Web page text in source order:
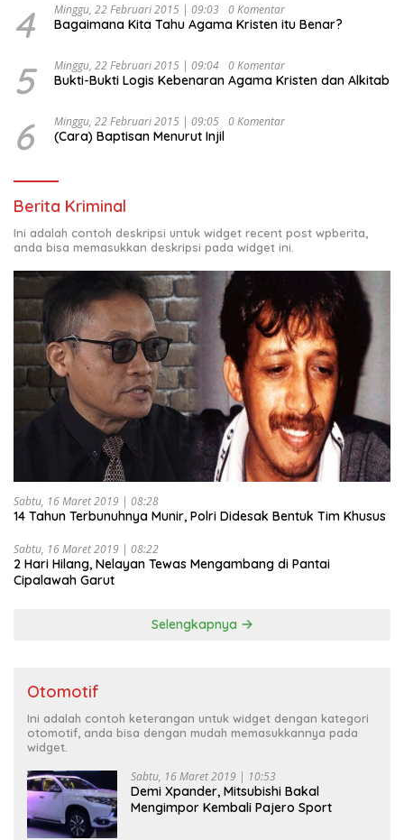
4 Minggu, 22 Februari 2015 | 09:03 0 Komentar
Bagaimana Kita Tahu Agama Kristen itu Benar?
5 Minggu, 22 Februari 2015 | 09:04 0 Komentar
Bukti-Bukti Logis Kebenaran Agama Kristen dan Alkitab
6 Minggu, 22 Februari 2015 | 09:05 0 Komentar
(Cara) Baptisan Menurut Injil
Berita Kriminal
Ini adalah contoh deskripsi untuk widget recent post wpberita,
anda bisa memasukkan deskripsi pada widget ini.
Sabtu, 16 Maret 2019 | 08:28
14 Tahun Terbunuhnya Munir, Polri Didesak Bentuk Tim Khusus
Sabtu, 16 Maret 2019 | 08:22
2 Hari Hilang, Nelayan Tewas Mengambang di Pantai
Cipalawah Garut
Selengkapnya
Otomotif
Ini adalah contoh keterangan untuk widget dengan kategori
otomotif, anda bisa dengan mudah memasukkannya pada
widget.
Sabtu, 16 Maret 2019 | 10:53
Demi Xpander, Mitsubishi Bakal
Mengimpor Kembali Pajero Sport